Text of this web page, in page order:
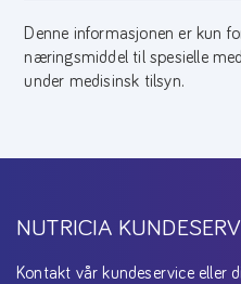
Denne informasjonen er kun
næringsmiddel til spesielle
under medisinsk tilsyn.
NUTRICIA
Kontakt vår kundeservice eller